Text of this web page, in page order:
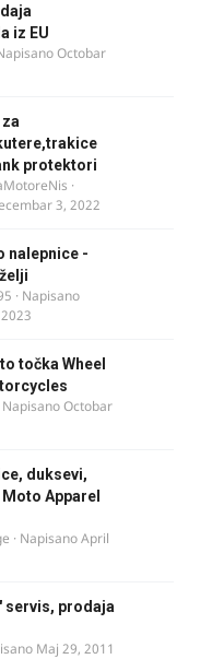
iz EU
Octobar
protektori
·
3, 2022
nalepnice -
· Napisano
točka Wheel
NapisanoOctobar
duksevi,
Apparel
· NapisanoApril
servis, prodaja
Maj 29, 2011